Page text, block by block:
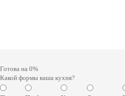
Готова на 0%
Какой формы ваша кухня?